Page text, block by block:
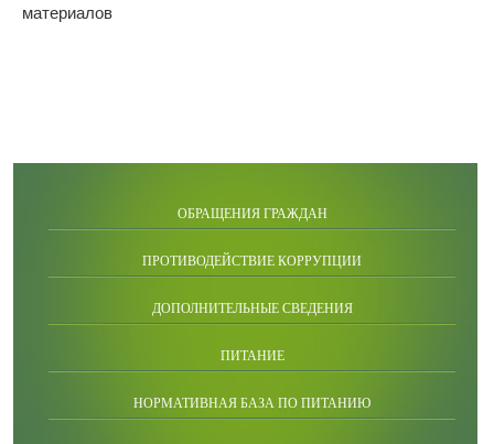
материалов
ОБРАЩЕНИЯ ГРАЖДАН
ПРОТИВОДЕЙСТВИЕ КОРРУПЦИИ
ДОПОЛНИТЕЛЬНЫЕ СВЕДЕНИЯ
ПИТАНИЕ
НОРМАТИВНАЯ БАЗА ПО ПИТАНИЮ